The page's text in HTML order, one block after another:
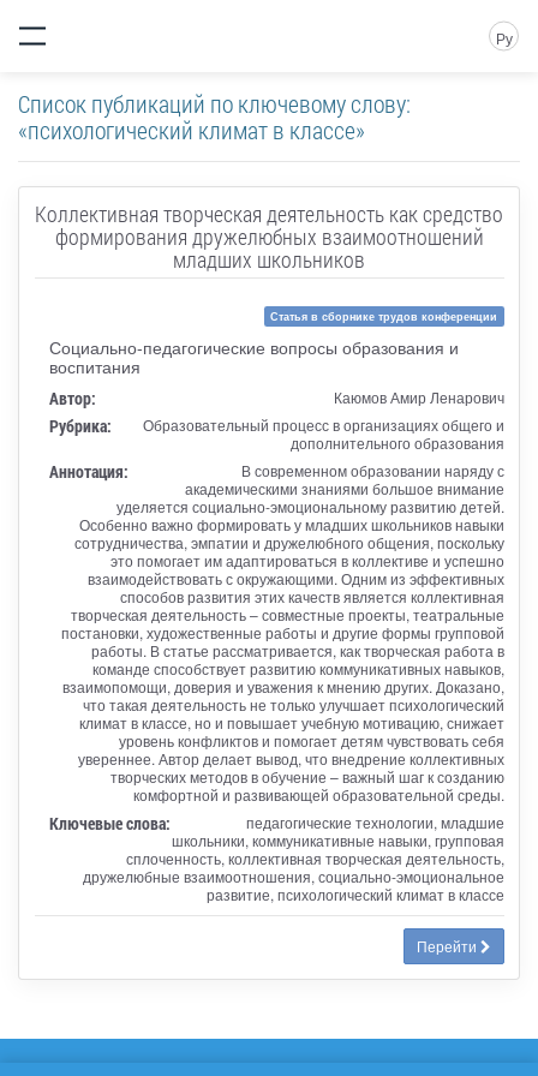
Ру
Список публикаций по ключевому слову:
«психологический климат в классе»
Коллективная творческая деятельность как средство
формирования дружелюбных взаимоотношений
младших школьников
Статья в сборнике трудов конференции
Социально-педагогические вопросы образования и
воспитания
Автор: Каюмов Амир Ленарович
Рубрика:
Образовательный процесс в организациях общего и
дополнительного образования
Аннотация:
В современном образовании наряду с
академическими знаниями большое внимание
уделяется социально-эмоциональному развитию детей.
Особенно важно формировать у младших школьников навыки
сотрудничества, эмпатии и дружелюбного общения, поскольку
это помогает им адаптироваться в коллективе и успешно
взаимодействовать с окружающими. Одним из эффективных
способов развития этих качеств является коллективная
творческая деятельность – совместные проекты, театральные
постановки, художественные работы и другие формы групповой
работы. В статье рассматривается, как творческая работа в
команде способствует развитию коммуникативных навыков,
взаимопомощи, доверия и уважения к мнению других. Доказано,
что такая деятельность не только улучшает психологический
климат в классе, но и повышает учебную мотивацию, снижает
уровень конфликтов и помогает детям чувствовать себя
увереннее. Автор делает вывод, что внедрение коллективных
творческих методов в обучение – важный шаг к созданию
комфортной и развивающей образовательной среды.
Ключевые слова:
педагогические технологии, младшие
школьники, коммуникативные навыки, групповая
сплоченность, коллективная творческая деятельность,
дружелюбные взаимоотношения, социально-эмоциональное
развитие, психологический климат в классе
Перейти